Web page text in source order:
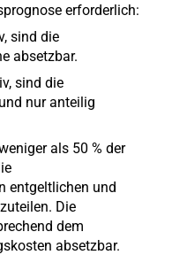
erforderlich:
sind die
absetzbar.
sind die
nur anteilig
als 50 % der
entgeltlichen und
Die
dem
absetzbar.